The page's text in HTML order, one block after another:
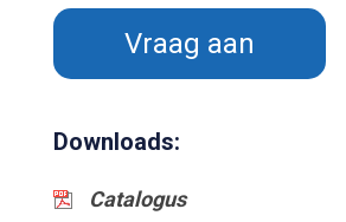
Vraag aan
Downloads:
Catalogus